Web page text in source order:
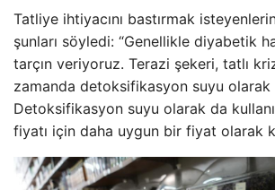
Tatliye ihtiyacını bastırmak
şunları söyledi: “Genellikle diyabetik
tarçın veriyoruz. Terazi şekeri, tatlı
zamanda detoksifikasyon suyu olarak
Detoksifikasyon suyu olarak da
fiyatı için daha uygun bir fiyat olarak